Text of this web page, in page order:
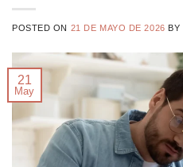
POSTED ON 21 DE MAYO DE 2026 BY
21
May